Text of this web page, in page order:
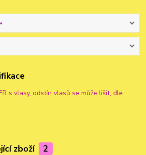
s vlasy, odstín vlasů se může lišit, dle
zboží 2